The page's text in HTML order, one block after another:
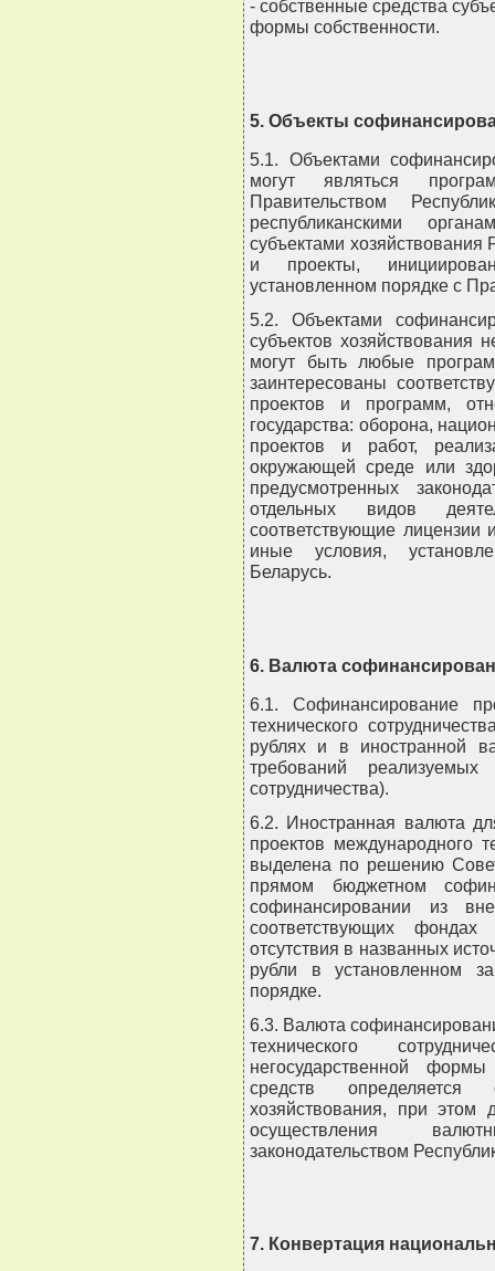
- собственные средства
формы собственности.
5. Объекты
5.1. Объектами
могут являться
Правительством
республиканскими
субъектами
и проекты,
установленном порядке с
5.2. Объектами
субъектов хозяйствования
могут быть любые
заинтересованы
проектов и программ,
государства: оборона,
проектов и работ,
окружающей среде или
предусмотренных
отдельных видов
соответствующие
иные условия,
Беларусь.
6. Валюта
6.1. Софинансирование
технического
рублях и в иностранной
требований
сотрудничества).
6.2. Иностранная валюта
проектов международного
выделена по решению
прямом бюджетном
софинансировании из
соответствующих
отсутствия в названных
рубли в установленном
порядке.
6.3. Валюта
технического
негосударственной
средств определяется
хозяйствования, при
осуществления
законодательством
7. Конвертация